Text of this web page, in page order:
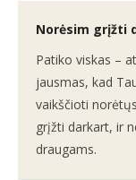
Norėsim grįžti
Patiko viskas –
jausmas, kad
vaikščioti
grįžti darkart, ir
draugams.